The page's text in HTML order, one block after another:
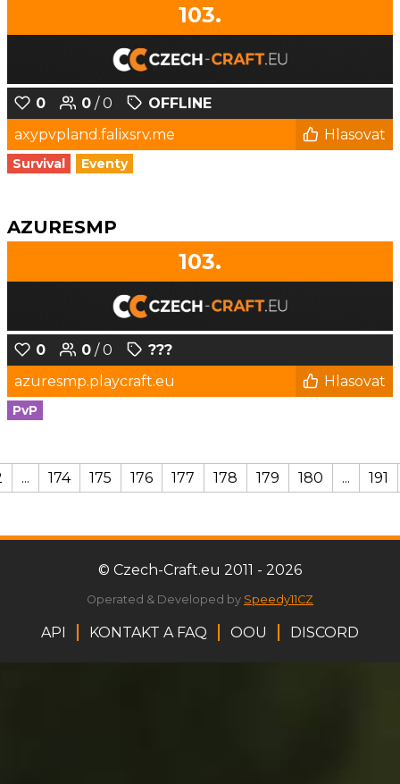
103.
0 0 / 0
OFFLINE
axypvpland.falixsrv.me
Hlasovat
Survival Eventy
AZURESMP
103.
0 0 / 0
???
azuresmp.playcraft.eu
Hlasovat
PvP
... 174 175 176 177 178 179 180 ... 191
© Czech-Craft.eu 2011 - 2026
Operated & Developed by Speedy11CZ
API KONTAKT A FAQ OOU DISCORD